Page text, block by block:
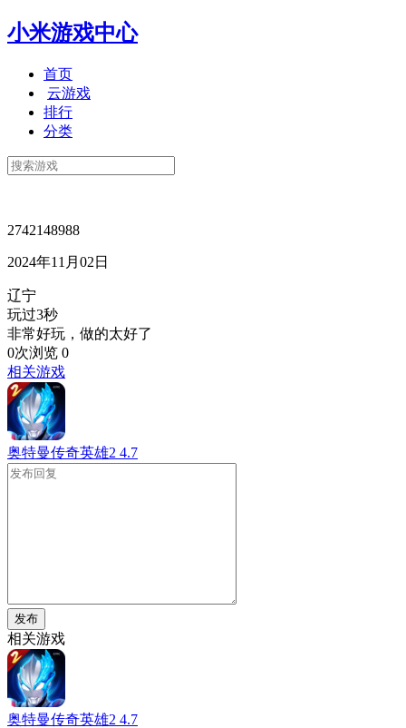
小米游戏中心
首页
云游戏
排行
分类
2742148988
2024年11月02日
辽宁
玩过3秒
非常好玩，做的太好了
0次浏览 0
相关游戏
奥特曼传奇英雄2 4.7
发布
相关游戏
奥特曼传奇英雄2 4.7